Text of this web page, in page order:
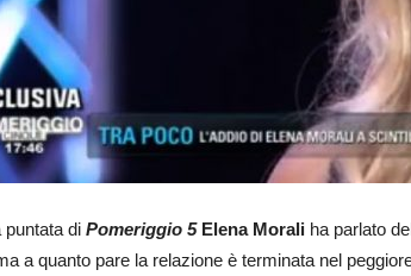
puntata di Pomeriggio 5Elena Morali ha parlato
a quanto pare la relazione è terminata nel